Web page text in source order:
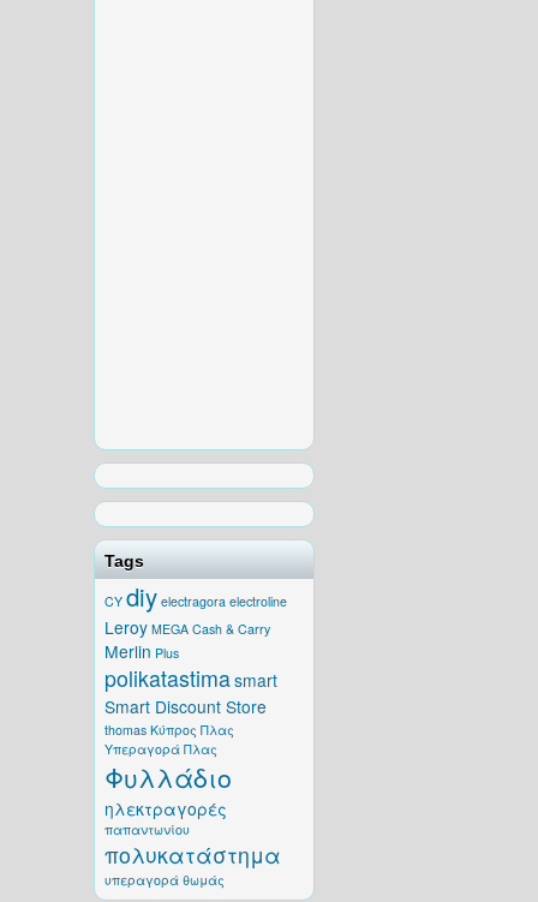
Tags
CY diy electragora electroline
Leroy MEGA Cash & Carry
Merlin Plus
polikatastimasmart
Smart Discount Store
thomas Κύπρος Πλας
Υπεραγορά Πλας
Φυλλάδιο
ηλεκτραγορές
παπαντωνίου
πολυκατάστημα
υπεραγορά θωμάς